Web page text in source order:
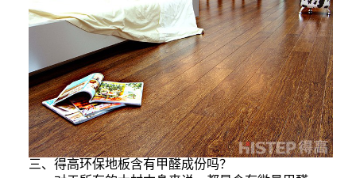
三、得高环保地板含有甲醛成份吗？